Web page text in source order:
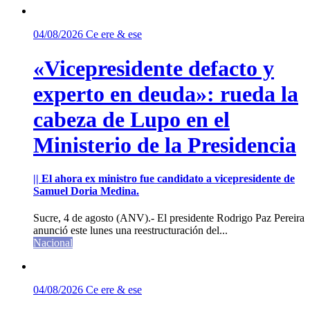
04/08/2026 Ce ere & ese
«Vicepresidente defacto y
experto en deuda»: rueda la
cabeza de Lupo en el
Ministerio de la Presidencia
|| El ahora ex ministro fue candidato a vicepresidente de
Samuel Doria Medina.
Sucre, 4 de agosto (ANV).- El presidente Rodrigo Paz Pereira
anunció este lunes una reestructuración del...
Nacional
04/08/2026 Ce ere & ese